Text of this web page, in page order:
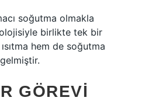
soğutma olmakla
birlikte tek bir
hem de soğutma
GÖREVI